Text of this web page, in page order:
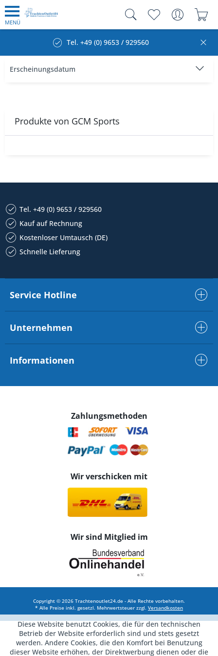
MENÜ
Tel. +49 (0) 9653 / 929560
Produkte von GCM Sports
Tel. +49 (0) 9653 / 929560
Kauf auf Rechnung
Kostenloser Umtausch (DE)
Schnelle Lieferung
Service Hotline
Unternehmen
Informationen
Zahlungsmethoden
Wir verschicken mit
Wir sind Mitglied im
Copyright © 2026 Trachtenoutlet24.de - Alle Rechte vorbehalten.
* Alle Preise inkl. gesetzl. Mehrwertsteuer zzgl. Versandkosten
Diese Website benutzt Cookies, die für den technischen
Betrieb der Website erforderlich sind und stets gesetzt
werden. Andere Cookies, die den Komfort bei Benutzung
dieser Website erhöhen, der Direktwerbung dienen oder die